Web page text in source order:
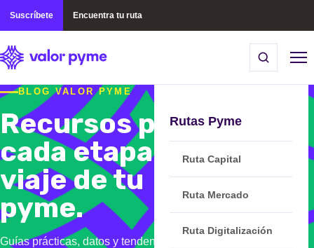
Suscríbete Encuentra tu ruta
Rutas Pyme
Ruta Capital
Ruta Mercado
Ruta Digitalización
BLOG VALOR PYME
Recursos para
cada etapa del
viaje de tu
pyme.
Guías prácticas, datos y tendencias sobre finanzas,